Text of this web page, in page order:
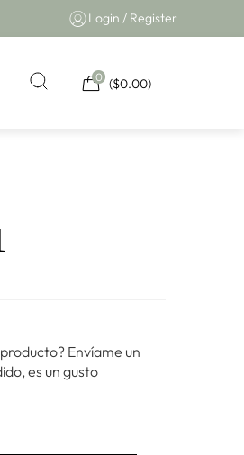
Login / Register
0 ($0.00)
Envíame un
es un gusto